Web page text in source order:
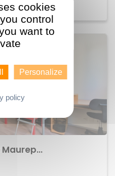
Achat Appartement Maurepas
cookies
control
want to
Personalize
policy